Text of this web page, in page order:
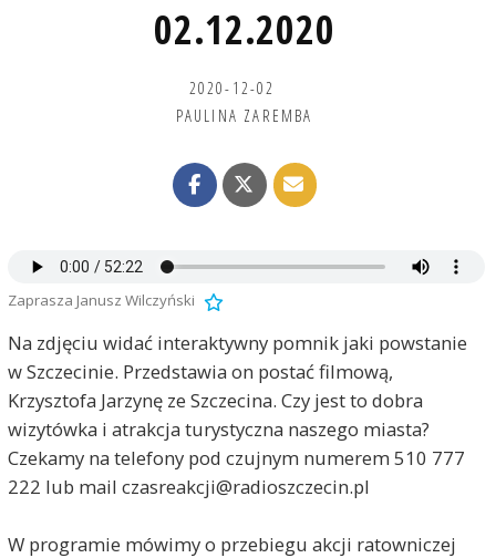
02.12.2020
2020-12-02
PAULINA ZAREMBA
Zaprasza Janusz Wilczyński
Na zdjęciu widać interaktywny pomnik jaki powstanie
w Szczecinie. Przedstawia on postać filmową,
Krzysztofa Jarzynę ze Szczecina. Czy jest to dobra
wizytówka i atrakcja turystyczna naszego miasta?
Czekamy na telefony pod czujnym numerem 510 777
222 lub mail czasreakcji@radioszczecin.pl
W programie mówimy o przebiegu akcji ratowniczej